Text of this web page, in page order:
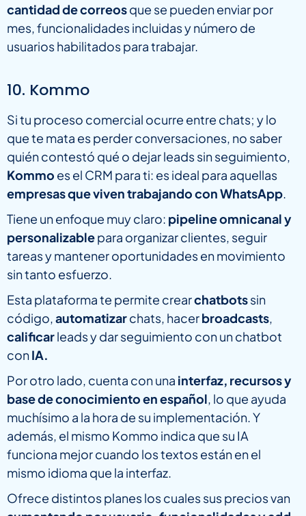
cantidad de correosque se pueden enviar por
mes, funcionalidades incluidas y número de
usuarios habilitados para trabajar.
10. Kommo
Si tu proceso comercial ocurre entre chats; y lo
que te mata es perder conversaciones, no saber
quién contestó qué o dejar leads sin seguimiento,
Kommo es el CRM para ti: es ideal para aquellas
empresas que viven trabajando con WhatsApp.
Tiene un enfoque muy claro: pipeline omnicanal y
personalizablepara organizar clientes, seguir
tareas y mantener oportunidades en movimiento
sin tanto esfuerzo.
Esta plataforma te permite crearchatbotssin
código,automatizarchats, hacerbroadcasts,
calificarleads y dar seguimiento con un chatbot
conIA.
Por otro lado, cuenta con una interfaz, recursos y
base de conocimiento en español, lo que ayuda
muchísimo a la hora de su implementación. Y
además, el mismo Kommo indica que su IA
funciona mejor cuando los textos están en el
mismo idioma que la interfaz.
Ofrece distintos planes los cuales sus precios van